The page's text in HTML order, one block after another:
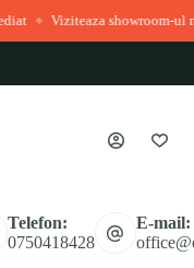
◆ Viziteaza showroom-ul
Telefon:
0750418428
E-mail: